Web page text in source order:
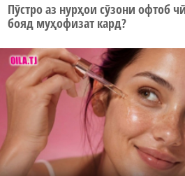
Пӯстро аз нурҳои сӯзони офтоб
бояд муҳофизат кард?